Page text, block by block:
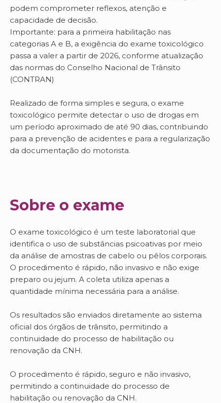
podem comprometer reflexos, atenção e
capacidade de decisão.
Importante: para a primeira habilitação nas
categorias A e B, a exigência do exame toxicológico
passa a valer a partir de 2026, conforme atualização
das normas do Conselho Nacional de Trânsito
(CONTRAN)
Realizado de forma simples e segura, o exame
toxicológico permite detectar o uso de drogas em
um período aproximado de até 90 dias, contribuindo
para a prevenção de acidentes e para a regularização
da documentação do motorista.
Sobre o exame
O exame toxicológico é um teste laboratorial que
identifica o uso de substâncias psicoativas por meio
da análise de amostras de cabelo ou pêlos corporais.
O procedimento é rápido, não invasivo e não exige
preparo ou jejum. A coleta utiliza apenas a
quantidade mínima necessária para a análise.
Os resultados são enviados diretamente ao sistema
oficial dos órgãos de trânsito, permitindo a
continuidade do processo de habilitação ou
renovação da CNH.
O procedimento é rápido, seguro e não invasivo,
permitindo a continuidade do processo de
habilitação ou renovação da CNH.